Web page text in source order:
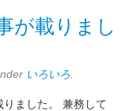
が載りまし
いろいろ
ました。 兼務して